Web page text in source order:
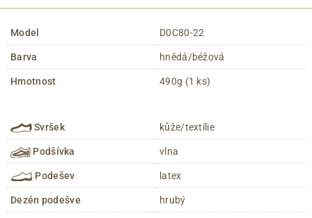
Model D0C80-22
Barva hnědá/béžová
Hmotnost 490g (1 ks)
Svršek kůže/textílie
Podšívka vlna
Podešev latex
Dezén podešve hrubý